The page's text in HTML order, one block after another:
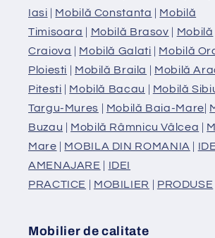
Iasi | Mobilă Constanta | Mobilă
Timisoara | Mobilă Brasov | Mobilă
Craiova | Mobilă Galati | Mobilă
Ploiesti | Mobilă Braila | Mobilă
Pitesti | Mobilă Bacau | Mobilă
Targu-Mures | Mobilă Baia-Mare|
Buzau | Mobilă Râmnicu Vâlcea |
Mare | MOBILA DIN ROMANIA |
AMENAJARE | IDEI
PRACTICE | MOBILIER | PRODUSE
Mobilier de calitate